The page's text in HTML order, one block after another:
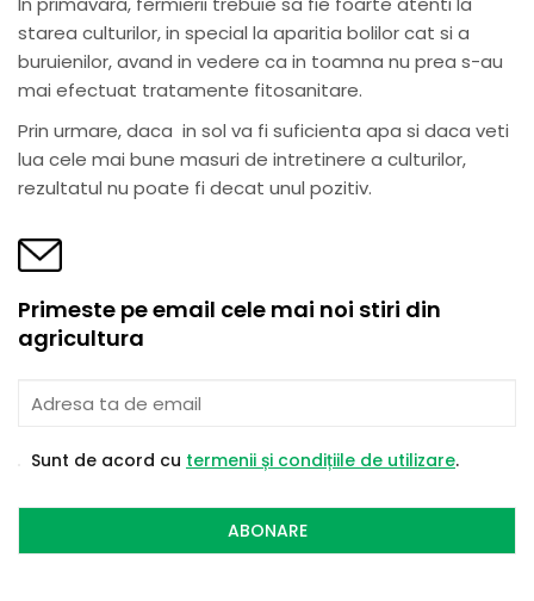
starea culturilor, in special la aparitia bolilor cat si a
buruienilor, avand in vedere ca in toamna nu prea s-au
mai efectuat tratamente fitosanitare.
Prin urmare, daca in sol va fi suficienta apa si daca veti
lua cele mai bune masuri de intretinere a culturilor,
rezultatul nu poate fi decat unul pozitiv.
Primeste pe email cele mai noi stiri din
agricultura
Sunt de acord cu termenii și condițiile de utilizare.
ABONARE